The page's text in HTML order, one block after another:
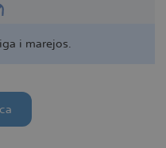
i marejos.